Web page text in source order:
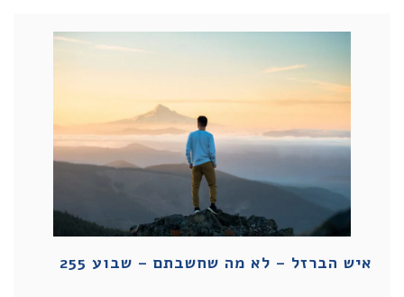
איש הברזל – לא מה שחשבתם – שבוע 255